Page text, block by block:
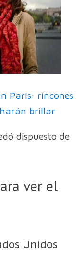
París: rincones
brillar
dispuesto de
ver el
Unidos